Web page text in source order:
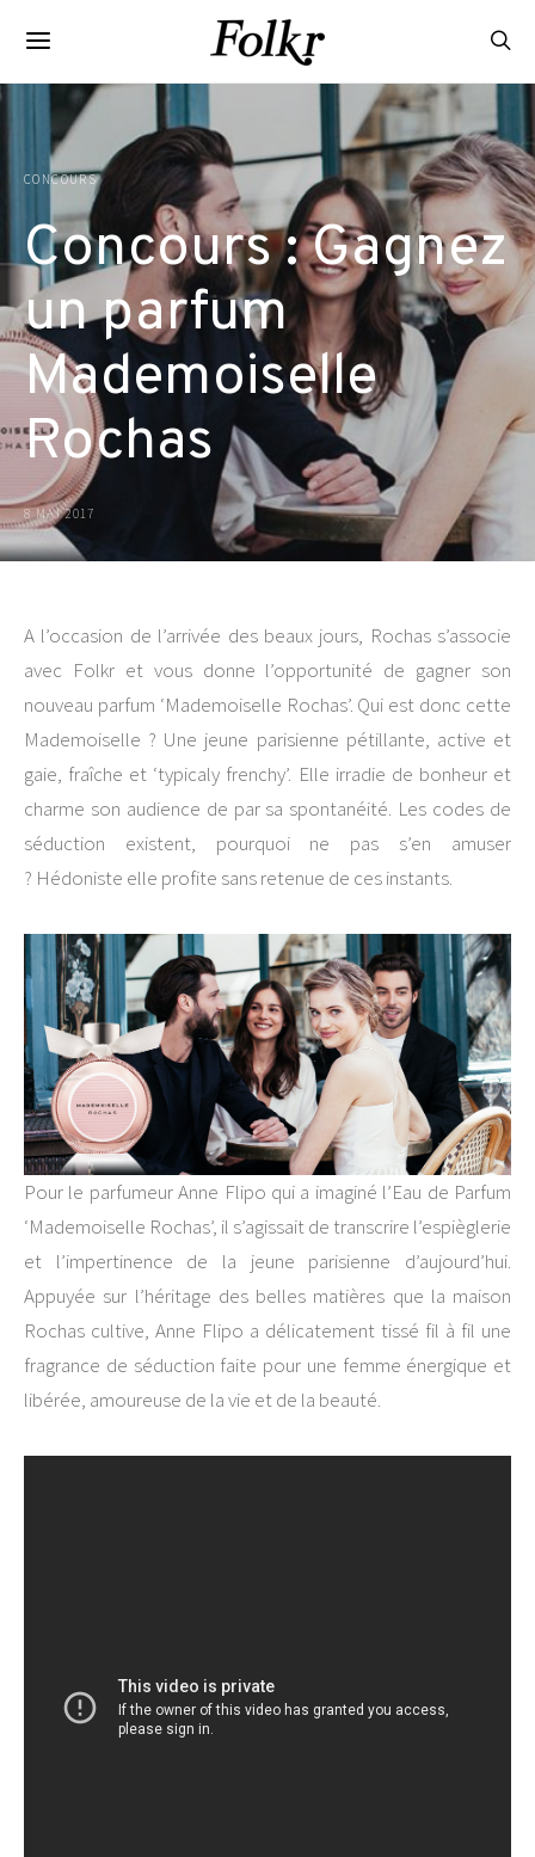
CONCOURS
Concours : Gagnez
un parfum
Mademoiselle
Rochas
8 MAI 2017
A l’occasion de l’arrivée des beaux jours, Rochas s’associe
avec Folkr et vous donne l’opportunité de gagner son
nouveau parfum ‘Mademoiselle Rochas’. Qui est donc cette
Mademoiselle ? Une jeune parisienne pétillante, active et
gaie, fraîche et ‘typicaly frenchy’. Elle irradie de bonheur et
charme son audience de par sa spontanéité. Les codes de
séduction existent, pourquoi ne pas s’en amuser
? Hédoniste elle profite sans retenue de ces instants.
Pour le parfumeur Anne Flipo qui a imaginé l’Eau de Parfum
‘Mademoiselle Rochas’, il s’agissait de transcrire l’espièglerie
et l’impertinence de la jeune parisienne d’aujourd’hui.
Appuyée sur l’héritage des belles matières que la maison
Rochas cultive, Anne Flipo a délicatement tissé fil à fil une
fragrance de séduction faite pour une femme énergique et
libérée, amoureuse de la vie et de la beauté.